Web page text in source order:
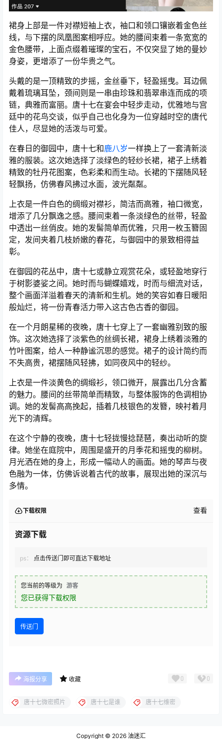
裙身上部是一件对襟短袖上衣，袖口和领口镶嵌着金色丝
线，与下摆的凤凰图案相呼应。她的腰间束着一条宽宽的
金色腰带，上面点缀着璀璨的宝石，不仅突显了她的曼妙
身姿，更增添了一份华贵之气。
头戴的是一顶精致的步摇，金丝垂下，轻盈摇曳。耳边佩
戴着琉璃耳坠，颈间则是一串由珍珠和翡翠串连而成的项
链，典雅而富丽。唐十七在宴会中轻步走动，优雅地与宫
廷中的花鸟交谈，似乎自己也化身为一位穿越时空的唐代
佳人，尽显她的活泼与可爱。
在春日的御园中，唐十七和鹿八岁一样换上了一套清新淡
雅的服装。这次她选择了淡绿色的轻纱长裙，裙子上绣着
精致的牡丹花图案，色彩柔和而生动。长裙的下摆随风轻
轻飘扬，仿佛春风拂过水面，波光粼粼。
上衣是一件白色的绸缎对襟衫，简洁而高雅，袖口微宽，
增添了几分飘逸之感。腰间束着一条淡绿色的丝带，轻盈
中透出一丝俏皮。她的发髻简单而优雅，只用一枚玉簪固
定，发间夹着几枝娇嫩的春花，与御园中的景致相得益
彰。
在御园的花丛中，唐十七或静立观赏花朵，或轻盈地穿行
于树影婆娑之间。她时而与蝴蝶嬉戏，时而与细流对话，
整个画面洋溢着春天的清新和生机。她的笑容如春日暖阳
般灿烂，将一份青春活力带入这古色古香的御园。
在一个月朗星稀的夜晚，唐十七穿上了一套幽雅别致的服
饰。这次她选择了淡紫色的丝绸长裙，裙身上绣着淡雅的
竹叶图案，给人一种静谧沉思的感觉。裙子的设计简约而
不失高贵，裙摆随风轻拂，如同夜风中的轻纱。
上衣是一件淡黄色的绸缎衫，领口微开，展露出几分含蓄
的魅力。腰间的丝带简单而精致，与整体服饰的色调相协
调。她的发髻高高挽起，插着几枝银色的发簪，映衬着月
光下的清辉。
在这个宁静的夜晚，唐十七轻拢慢捻琵琶，奏出动听的旋
律。她坐在庭院中，周围是盛开的月季花和摇曳的柳树。
月光洒在她的身上，形成一幅动人的画面。她的琴声与夜
色融为一体，仿佛诉说着古代的故事，展现出她的深沉与
多情。
下载权限 查看
资源下载
ps： 点击传送门即可直达下载地址
您当前的等级为 游客
您已获得下载权限
传送门
海报分享 收藏 0 0
唐十七微密照片 唐十七是谁 唐十七维密
Copyright © 2026 油迷汇